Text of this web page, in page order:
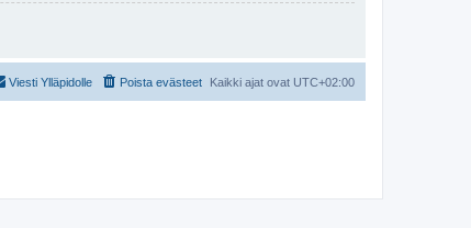
Kaikki ajat ovat UTC+02:00
Poista evästeet
Viesti Ylläpidolle